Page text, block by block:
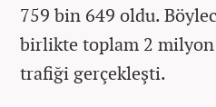
759 bin 649 oldu.
birlikte toplam 2
trafiği gerçekleşti.